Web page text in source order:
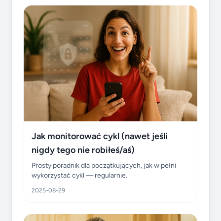
Jak monitorować cykl (nawet jeśli
nigdy tego nie robiłeś/aś)
Prosty poradnik dla początkujących, jak w pełni
wykorzystać cykl — regularnie.
2025-08-29